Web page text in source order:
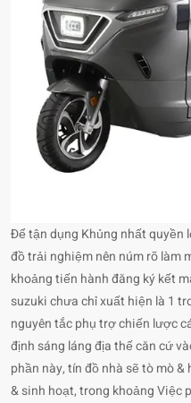
Để tận dụng Khủng nhất quyền
đồ trải nghiệm nên núm rõ làm
khoảng tiến hành đăng ký kết
suzuki chưa chỉ xuất hiện là 1
nguyên tắc phụ trợ chiến lược
định sáng láng địa thế căn cứ
phần này, tín đồ nhà sẽ tò mò
& sinh hoạt, trong khoảng Việc